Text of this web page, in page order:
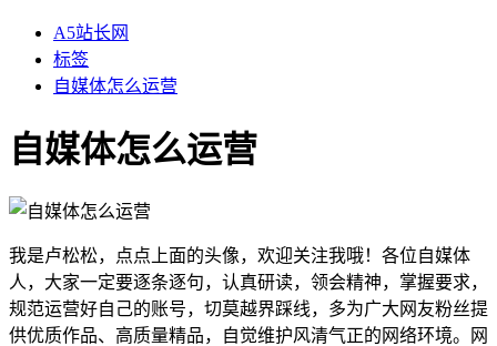
A5站长网
标签
自媒体怎么运营
自媒体怎么运营
我是卢松松，点点上面的头像，欢迎关注我哦！各位自媒体
人，大家一定要逐条逐句，认真研读，领会精神，掌握要求，
规范运营好自己的账号，切莫越界踩线，多为广大网友粉丝提
供优质作品、高质量精品，自觉维护风清气正的网络环境。网